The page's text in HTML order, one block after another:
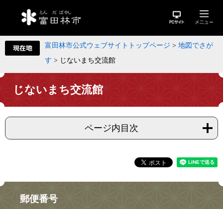
富田林市公式ウェブサイトトップページ > 地図でさが
す > じないまち交流館
じないまち交流館
ページ内目次
郵便番号